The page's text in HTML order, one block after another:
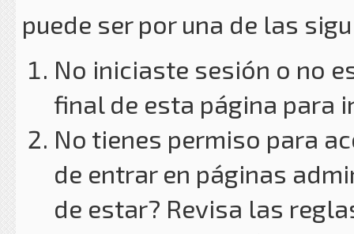
puede ser por una de las
No iniciaste sesión o no
final de esta página para
No tienes permiso para
de entrar en páginas
de estar? Revisa las